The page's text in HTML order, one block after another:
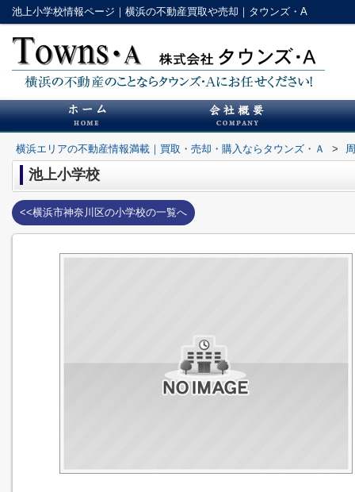
池上小学校情報ページ｜横浜の不動産買取や売却｜タウンズ・A
横浜エリアの不動産情報満載｜買取・売却・購入ならタウンズ・Ａ >
池上小学校
<<横浜市神奈川区の小学校の一覧へ